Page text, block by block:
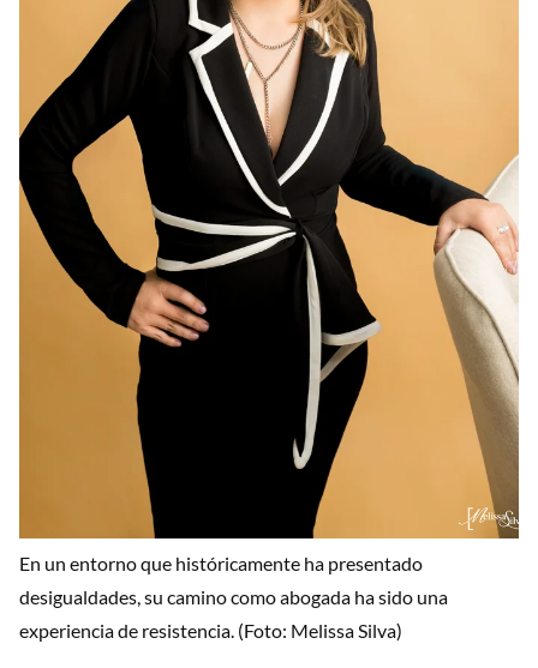
En un entorno que históricamente ha presentado
desigualdades, su camino como abogada ha sido una
experiencia de resistencia. (Foto: Melissa Silva)